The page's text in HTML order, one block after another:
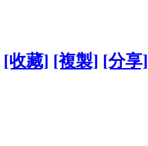
[收藏] [複製] [分享]